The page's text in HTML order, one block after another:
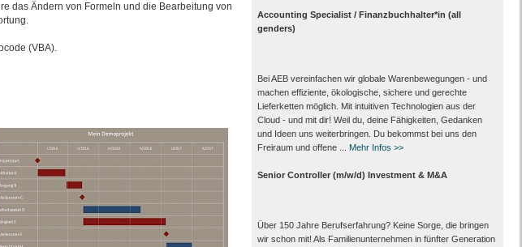
das Ändern von Formeln und die Bearbeitung von
(VBA).
Accounting Specialist / Finanzbuchhalter*in (all
genders)
Bei AEB vereinfachen wir globale Warenbewegungen - und
machen effiziente, ökologische, sichere und gerechte
Lieferketten möglich. Mit intuitiven Technologien aus der
Cloud - und mit dir! Weil du, deine Fähigkeiten, Gedanken
und Ideen uns weiterbringen. Du bekommst bei uns den
Freiraum und offene ...
Mehr Infos >>
Senior Controller (m/w/d) Investment & M&A
Über 150 Jahre Berufserfahrung? Keine Sorge, die bringen
wir schon mit! Als Familienunternehmen in fünfter Generation